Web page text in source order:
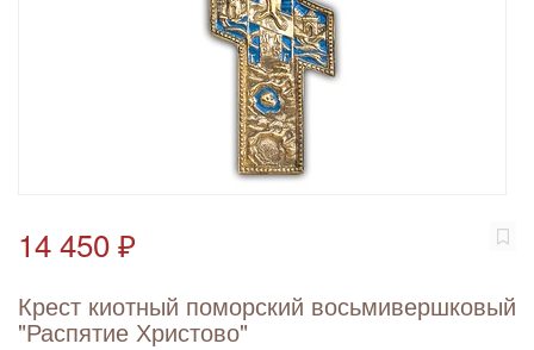
14 450 ₽
Крест киотный поморский восьмивершковый
"Распятие Христово"